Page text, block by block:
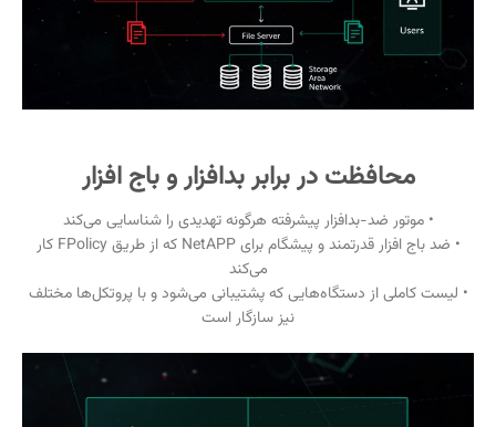
محافظت در برابر بدافزار و باج افزار
• موتور ضد-بدافزار پیشرفته هرگونه تهدیدی را شناسایی می‌کند
• ضد باج افزار قدرتمند و پیشگام برای NetAPP که از طریق FPolicy کار
می‌کند
• لیست کاملی از دستگاه‌هایی که پشتیبانی می‌شود و با پروتکل‌ها مختلف
نیز سازگار است